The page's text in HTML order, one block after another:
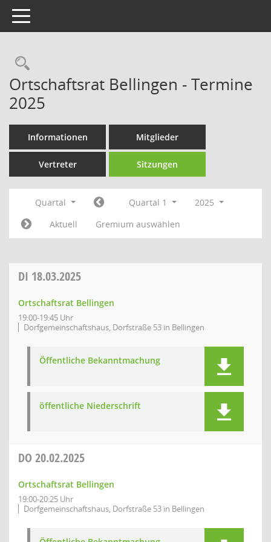
Toggle navigation
Rechercheauswahl
Ortschaftsrat Bellingen - Termine
2025
Informationen Mitglieder
Vertreter Sitzungen
Quartal Quartal 1
2025
Aktuell
Gremium auswählen
DI 18.03.2025
Ortschaftsrat Bellingen
19:00-19:45 Uhr
Dorfgemeinschaftshaus, Dorfstraße 53 in Bellingen
Öffentliche Bekanntmachung
öffentliche Niederschrift
DO 20.02.2025
Ortschaftsrat Bellingen
19:00-20:25 Uhr
Dorfgemeinschaftshaus, Dorfstraße 53 in Bellingen